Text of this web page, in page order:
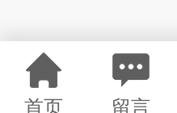
首页 留言